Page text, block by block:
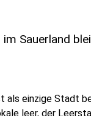
Sauerland
als einzige Stadt
leer, der